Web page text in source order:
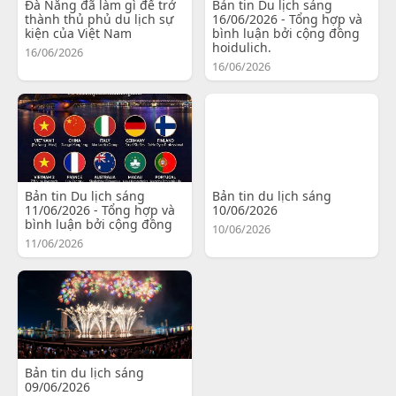
Đà Nẵng đã làm gì để trở
thành thủ phủ du lịch sự
kiện của Việt Nam
16/06/2026
Bản tin Du lịch sáng
16/06/2026 - Tổng hợp và
bình luận bởi cộng đồng
hoidulich.
16/06/2026
Bản tin Du lịch sáng
11/06/2026 - Tổng hợp và
bình luận bởi cộng đồng
11/06/2026
Bản tin du lịch sáng
10/06/2026
10/06/2026
Bản tin du lịch sáng
09/06/2026